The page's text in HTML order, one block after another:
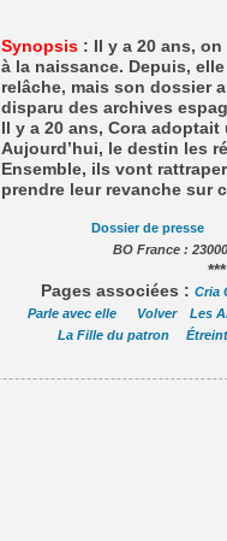
Synopsis: Il y a 20 ans, on
à la naissance. Depuis,
relâche, mais son dossier
disparu des archives
Il y a 20 ans, Cora
Aujourd’hui, le destin les
Ensemble, ils vont
prendre leur revanche sur
Dossier de presse
BO France :
***
Pages associées :Cria
Parle avec elle
Volver Les
La Fille du patron